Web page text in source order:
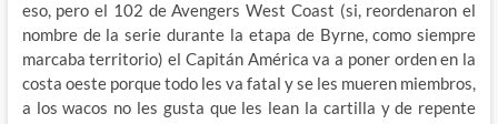
eso, pero el 102 de Avengers West Coast (si, reordenaron el
nombre de la serie durante la etapa de Byrne, como siempre
marcaba territorio) el Capitán América va a poner orden en la
costa oeste porque todo les va fatal y se les mueren miembros,
a los wacos no les gusta que les lean la cartilla y de repente